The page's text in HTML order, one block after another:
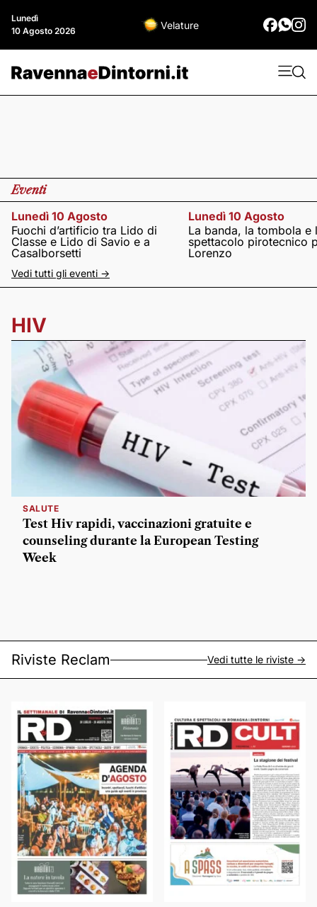
Lunedì
10 Agosto 2026
Velature
Eventi
Lunedì 10 Agosto
Fuochi d’artificio tra Lido di
Classe e Lido di Savio e a
Casalborsetti
Lunedì 10 Agosto
La banda, la tombola e
spettacolo pirotecnico
Lorenzo
Vedi tutti gli eventi ->
HIV
SALUTE
Test Hiv rapidi, vaccinazioni gratuite e
counseling durante la European Testing
Week
Riviste Reclam Vedi tutte le riviste ->